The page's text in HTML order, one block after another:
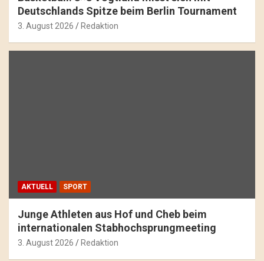
Deutschlands Spitze beim Berlin Tournament
3. August 2026 Redaktion
AKTUELL SPORT
Junge Athleten aus Hof und Cheb beim
internationalen Stabhochsprungmeeting
3. August 2026 Redaktion